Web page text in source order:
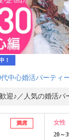
！
代中心婚活パーティ
迎♪／人気の婚活パ
満席 女性
20～